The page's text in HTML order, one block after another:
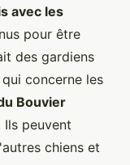
avec les
pour être
des gardiens
concerne les
Bouvier
Ils peuvent
chiens et